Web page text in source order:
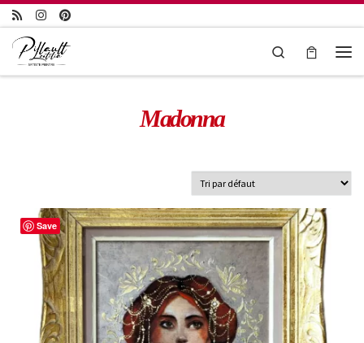
Passer au contenu
Search
Madonna
Save